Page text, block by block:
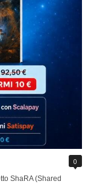
0
ShaRA (Shared